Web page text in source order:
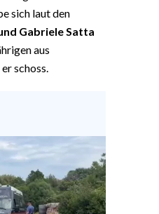
sich laut den
Gabriele Satta
aus
schoss.